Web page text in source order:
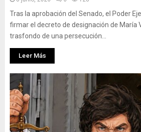
Tras la aprobación del Senado, el Poder
firmar el decreto de designación de María
trasfondo de una persecución...
Leer Más